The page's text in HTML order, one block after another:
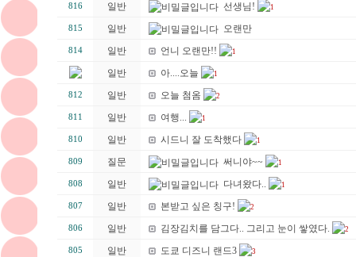
816 일반 선생님! 1
815 일반 오랜만
814 일반 언니 오랜만!! 1
일반 아....오늘 1
812 일반 오늘 첨옴 2
811 일반 여행... 1
810 일반 시드니 잘 도착했다 1
809 질문 써니야~~ 1
808 일반 다녀왔다.. 1
807 일반 본받고 싶은 칭구! 2
806 일반 김장김치를 담그다.. 그리고 눈이 쌓였다. 2
805 일반 도쿄 디즈니 랜드3 3